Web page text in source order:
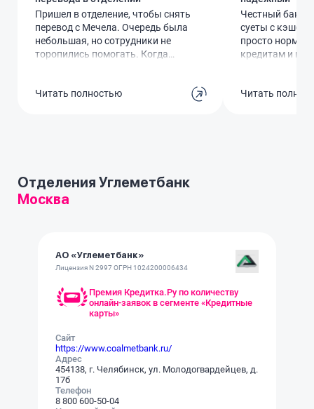
Пришел в отделение, чтобы снять
перевод с Мечела. Очередь была
небольшая, но сотрудники не
торопились помогать. Когда
короткие ответы, будто я их
Читать полностью
Честный банк
суеты с
просто
кредитам и
меня не
Читать
Отделения Углеметбанк
Москва
АО «Углеметбанк»
Лицензия N 2997 ОГРН 1024200006434
Премия Кредитка.Ру по количеству
онлайн-заявок в сегменте «Кредитные
карты»
Сайт
https://www.coalmetbank.ru/
Адрес
454138, г. Челябинск, ул. Молодогвардейцев, д.
17б
Телефон
8 800 600-50-04